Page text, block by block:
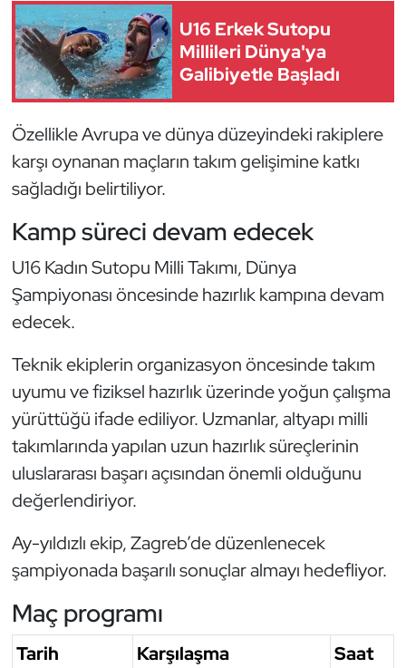
U16 Erkek Sutopu
Millileri Dünya'ya
Galibiyetle Başladı
Özellikle Avrupa ve dünya düzeyindeki rakiplere
karşı oynanan maçların takım gelişimine katkı
sağladığı belirtiliyor.
Kamp süreci devam edecek
U16 Kadın Sutopu Milli Takımı, Dünya
Şampiyonası öncesinde hazırlık kampına devam
edecek.
Teknik ekiplerin organizasyon öncesinde takım
uyumu ve fiziksel hazırlık üzerinde yoğun çalışma
yürüttüğü ifade ediliyor. Uzmanlar, altyapı milli
takımlarında yapılan uzun hazırlık süreçlerinin
uluslararası başarı açısından önemli olduğunu
değerlendiriyor.
Ay-yıldızlı ekip, Zagreb’de düzenlenecek
şampiyonada başarılı sonuçlar almayı hedefliyor.
Maç programı
Tarih Karşılaşma Saat
Masa Tenisi
Modern Pentatlon
Motor Sporları
Muay Thai
Okçuluk
Optimist
Oryantiring
Özel Sporcular
Paralimpik
Ragbi
Satranç
Sualtı Sporları
Tekvando
Tenis